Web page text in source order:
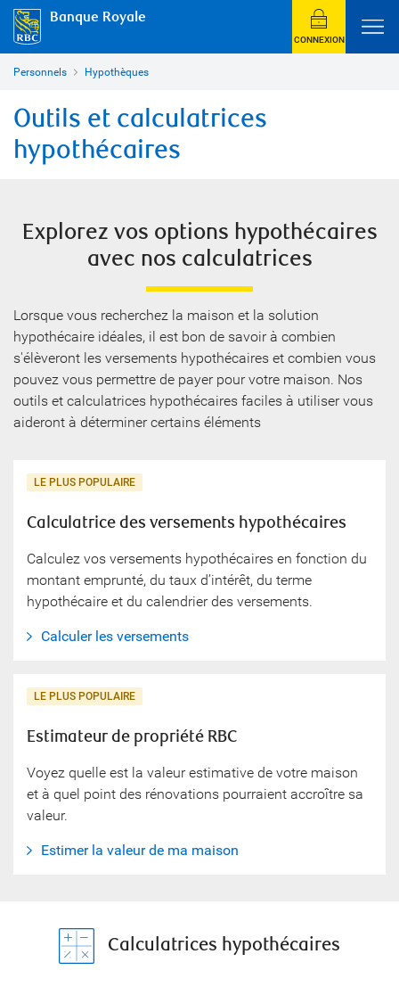
Banque Royale
CONNEXION
Personnels Hypothèques
Outils et calculatrices
hypothécaires
Explorez vos options hypothécaires
avec nos calculatrices
Lorsque vous recherchez la maison et la solution
hypothécaire idéales, il est bon de savoir à combien
s'élèveront les versements hypothécaires et combien vous
pouvez vous permettre de payer pour votre maison. Nos
outils et calculatrices hypothécaires faciles à utiliser vous
aideront à déterminer certains éléments
LE PLUS POPULAIRE
Calculatrice des versements hypothécaires
Calculez vos versements hypothécaires en fonction du
montant emprunté, du taux d’intérêt, du terme
hypothécaire et du calendrier des versements.
Calculer les versements
LE PLUS POPULAIRE
Estimateur de propriété RBC
Voyez quelle est la valeur estimative de votre maison
et à quel point des rénovations pourraient accroître sa
valeur.
Estimer la valeur de ma maison
Calculatrices hypothécaires